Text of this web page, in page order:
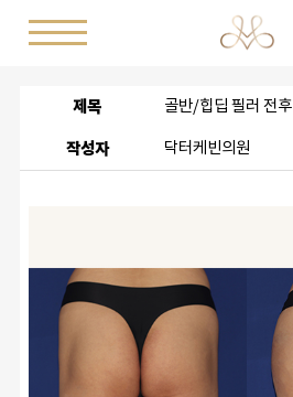
제목 골반/힙딥 필러 전후
작성자 닥터케빈의원